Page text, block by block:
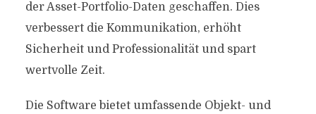
der Asset-Portfolio-Daten geschaffen. Dies
verbessert die Kommunikation, erhöht
Sicherheit und Professionalität und spart
wertvolle Zeit.
Die Software bietet umfassende Objekt- und